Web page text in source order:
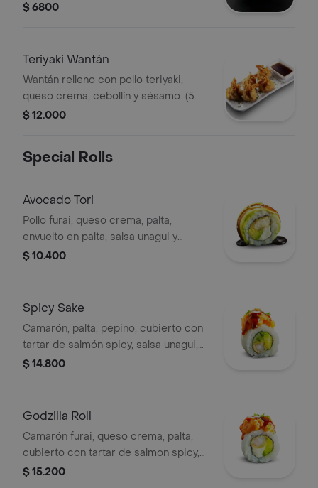
$ 6800
Teriyaki Wantán
Wantán relleno con pollo teriyaki,
queso crema, cebollín y sésamo. (5
unidades).
$ 12.000
Special Rolls
Avocado Tori
Pollo furai, queso crema, palta,
envuelto en palta, salsa unagui y
toques de sésamo.
$ 10.400
Spicy Sake
Camarón, palta, pepino, cubierto con
tartar de salmón spicy, salsa unagui,
sesamo y ciboulette.
$ 14.800
Godzilla Roll
Camarón furai, queso crema, palta,
cubierto con tartar de salmon spicy,
salsa unagui, sésamo y ciboulette.
$ 15.200